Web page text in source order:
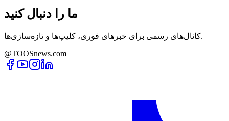
ما را دنبال کنید
کانال‌های رسمی برای خبرهای فوری، کلیپ‌ها و تازه‌سازی‌ها.
@TOOSnews.com